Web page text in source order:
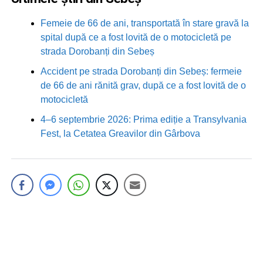
Femeie de 66 de ani, transportată în stare gravă la
spital după ce a fost lovită de o motocicletă pe
strada Dorobanți din Sebeș
Accident pe strada Dorobanți din Sebeș: fermeie
de 66 de ani rănită grav, după ce a fost lovită de o
motocicletă
4–6 septembrie 2026: Prima ediție a Transylvania
Fest, la Cetatea Greavilor din Gârbova